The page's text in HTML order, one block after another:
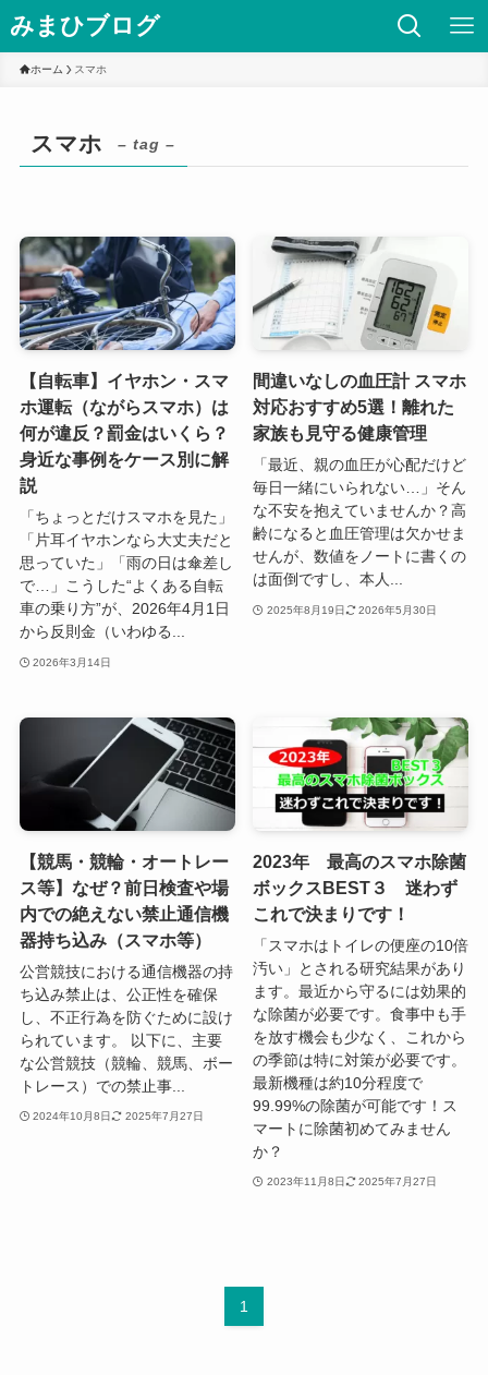
みまひブログ
ホーム スマホ
スマホ – tag –
【自転車】イヤホン・スマ
ホ運転（ながらスマホ）は
何が違反？罰金はいくら？
身近な事例をケース別に解
説
「ちょっとだけスマホを見た」
「片耳イヤホンなら大丈夫だと
思っていた」「雨の日は傘差し
で…」こうした“よくある自転
車の乗り方”が、2026年4月1日
から反則金（いわゆる...
2026年3月14日
間違いなしの血圧計 スマホ
対応おすすめ5選！離れた
家族も見守る健康管理
「最近、親の血圧が心配だけど
毎日一緒にいられない…」そん
な不安を抱えていませんか？高
齢になると血圧管理は欠かせま
せんが、数値をノートに書くの
は面倒ですし、本人...
2025年8月19日 2026年5月30日
【競馬・競輪・オートレー
ス等】なぜ？前日検査や場
内での絶えない禁止通信機
器持ち込み（スマホ等）
公営競技における通信機器の持
ち込み禁止は、公正性を確保
し、不正行為を防ぐために設け
られています。 以下に、主要
な公営競技（競輪、競馬、ボー
トレース）での禁止事...
2024年10月8日 2025年7月27日
2023年 最高のスマホ除菌
ボックスBEST３ 迷わず
これで決まりです！
「スマホはトイレの便座の10倍
汚い」とされる研究結果があり
ます。最近から守るには効果的
な除菌が必要です。食事中も手
を放す機会も少なく、これから
の季節は特に対策が必要です。
最新機種は約10分程度で
99.99%の除菌が可能です！ス
マートに除菌初めてみません
か？
2023年11月8日 2025年7月27日
1